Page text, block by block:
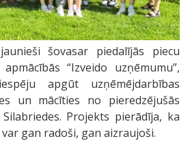
šovasar piedalījās piecu
“Izveido uzņēmumu”,
apgūt uzņēmējdarbības
un mācīties no pieredzējušās
Projekts pierādīja, ka
gan radoši, gan aizraujoši.